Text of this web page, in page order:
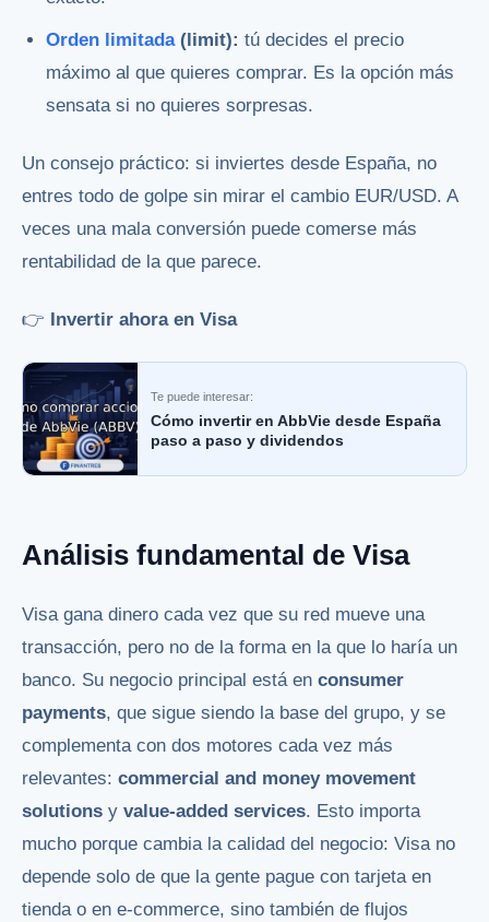
Orden limitada(limit): tú decides el precio
máximo al que quieres comprar. Es la opción más
sensata si no quieres sorpresas.
Un consejo práctico: si inviertes desde España, no
entres todo de golpe sin mirar el cambio EUR/USD. A
veces una mala conversión puede comerse más
rentabilidad de la que parece.
👉 Invertir ahora en Visa
Te puede interesar:
Cómo invertir en AbbVie desde España
paso a paso y dividendos
Análisis fundamental de Visa
Visa gana dinero cada vez que su red mueve una
transacción, pero no de la forma en la que lo haría un
banco. Su negocio principal está en consumer
payments, que sigue siendo la base del grupo, y se
complementa con dos motores cada vez más
relevantes: commercial and money movement
solutions y value-added services. Esto importa
mucho porque cambia la calidad del negocio: Visa no
depende solo de que la gente pague con tarjeta en
tienda o en e-commerce, sino también de flujos